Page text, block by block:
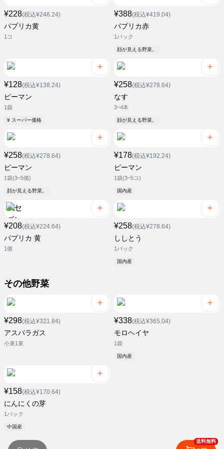
¥228(税込¥246.24)
パプリカ黄
1コ
¥388(税込¥419.04)
パプリカ赤
1パック
顔が見える野菜。
¥128(税込¥138.24)
ピーマン
1袋
¥ スーパー価格
¥258(税込¥278.64)
なす
3~4本
顔が見える野菜。
¥258(税込¥278.64)
ピーマン
1袋(3~5個)
顔が見える野菜。
¥178(税込¥192.24)
ピーマン
1袋(3~5コ)
国内産
¥208(税込¥224.64)
パプリカ 黄
1個
¥258(税込¥278.64)
ししとう
1パック
国内産
その他野菜
¥298(税込¥321.84)
アスパラガス
小束1束
¥338(税込¥365.04)
モロヘイヤ
1袋
国内産
¥158(税込¥170.64)
にんにくの芽
1パック
中国産
送料無料